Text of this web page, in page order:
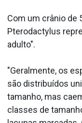
Com um crânio de
Pterodactylus
adulto".
"Geralmente, os
são distribuídos
tamanho, mas
classes de